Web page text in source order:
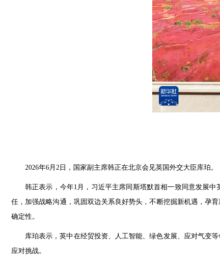
2026年6月2日，国家副主席韩正在北京会见英国外交大臣库珀。
韩正表示，今年1月，习近平主席同斯塔默首相一致同意发展
任，加强战略沟通，巩固双边关系良好势头，不断挖掘新机遇，孕
确定性。
库珀表示，英中在经贸投资、人工智能、绿色发展、应对气变
应对挑战。